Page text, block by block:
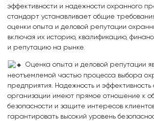
эффективности и надежности охранного
стандарт устанавливает общие
оценки опыта и деловой репутации
включая их историю, квалификацию,
и репутацию на рынке.
Оценка опыта и деловой репутации
неотъемлемой частью процесса выбора
предприятия. Надежность и эффективность
организации имеют прямое отношение к
безопасности и защите интересов
гарантировать высокий уровень